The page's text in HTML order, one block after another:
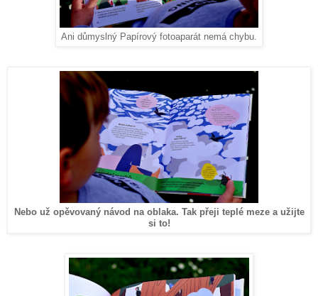
Ani důmyslný Papírový fotoaparát nemá chybu.
Nebo už opěvovaný návod na oblaka. Tak přeji teplé meze a užijte
si to!